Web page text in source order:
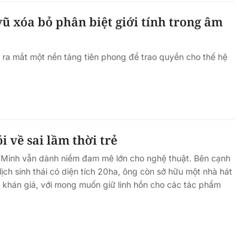
xóa bỏ phân biệt giới tính trong âm
mắt một nền tảng tiên phong để trao quyền cho thế hệ
về sai lầm thời trẻ
vẫn dành niềm đam mê lớn cho nghệ thuật. Bên cạnh
sinh thái có diện tích 20ha, ông còn sở hữu một nhà hát
giả, với mong muốn giữ linh hồn cho các tác phẩm